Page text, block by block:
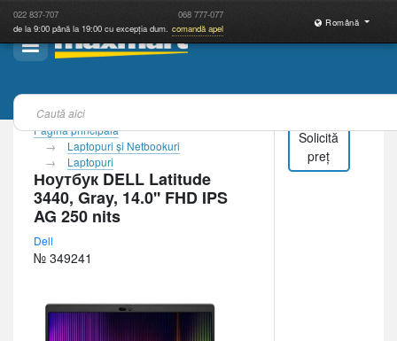
022 837-707 068 777-077
de la 9:00 până la 19:00 cu excepția dum. comandă apel
Română
Pagina principală
Laptopuri şi Netbookuri
Laptopuri
Ноутбук DELL Latitude
3440, Gray, 14.0'' FHD IPS
AG 250 nits
Dell
№ 349241
Solicită
preț